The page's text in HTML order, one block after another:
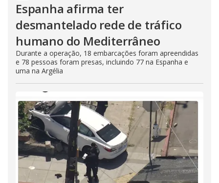
Espanha afirma ter
desmantelado rede de tráfico
humano do Mediterrâneo
Durante a operação, 18 embarcações foram apreendidas
e 78 pessoas foram presas, incluindo 77 na Espanha e
uma na Argélia